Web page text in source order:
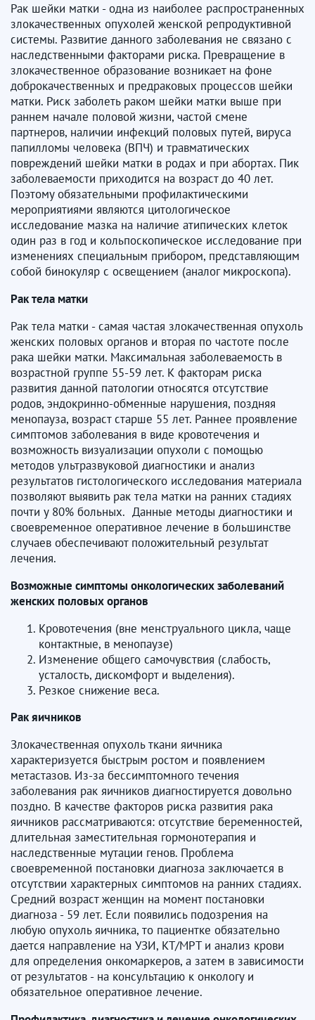
Рак шейки матки - одна из наиболее распространенных
злокачественных опухолей женской репродуктивной
системы. Развитие данного заболевания не связано с
наследственными факторами риска. Превращение в
злокачественное образование возникает на фоне
доброкачественных и предраковых процессов шейки
матки. Риск заболеть раком шейки матки выше при
раннем начале половой жизни, частой смене
партнеров, наличии инфекций половых путей, вируса
папилломы человека (ВПЧ) и травматических
повреждений шейки матки в родах и при абортах. Пик
заболеваемости приходится на возраст до 40 лет.
Поэтому обязательными профилактическими
мероприятиями являются цитологическое
исследование мазка на наличие атипических клеток
один раз в год и кольпоскопическое исследование при
изменениях специальным прибором, представляющим
собой бинокуляр с освещением (аналог микроскопа).
Рак тела матки
Рак тела матки - самая частая злокачественная опухоль
женских половых органов и вторая по частоте после
рака шейки матки. Максимальная заболеваемость в
возрастной группе 55-59 лет. К факторам риска
развития данной патологии относятся отсутствие
родов, эндокринно-обменные нарушения, поздняя
менопауза, возраст старше 55 лет. Раннее проявление
симптомов заболевания в виде кровотечения и
возможность визуализации опухоли с помощью
методов ультразвуковой диагностики и анализ
результатов гистологического исследования материала
позволяют выявить рак тела матки на ранних стадиях
почти у 80% больных. Данные методы диагностики и
своевременное оперативное лечение в большинстве
случаев обеспечивают положительный результат
лечения.
Возможные симптомы онкологических заболеваний
женских половых органов
Кровотечения (вне менструального цикла, чаще
контактные, в менопаузе)
Изменение общего самочувствия (слабость,
усталость, дискомфорт и выделения).
Резкое снижение веса.
Рак яичников
Злокачественная опухоль ткани яичника
характеризуется быстрым ростом и появлением
метастазов. Из-за бессимптомного течения
заболевания рак яичников диагностируется довольно
поздно. В качестве факторов риска развития рака
яичников рассматриваются: отсутствие беременностей,
длительная заместительная гормонотерапия и
наследственные мутации генов. Проблема
своевременной постановки диагноза заключается в
отсутствии характерных симптомов на ранних стадиях.
Средний возраст женщин на момент постановки
диагноза - 59 лет. Если появились подозрения на
любую опухоль яичника, то пациентке обязательно
дается направление на УЗИ, КТ/МРТ и анализ крови
для определения онкомаркеров, а затем в зависимости
от результатов - на консультацию к онкологу и
обязательное оперативное лечение.